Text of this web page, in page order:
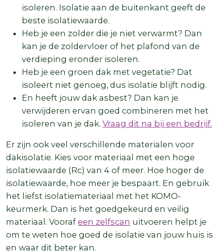
isoleren. Isolatie aan de buitenkant geeft de
beste isolatiewaarde.
Heb je een zolder die je niet verwarmt? Dan
kan je de zoldervloer of het plafond van de
verdieping eronder isoleren.
Heb je een groen dak met vegetatie? Dat
isoleert niet genoeg, dus isolatie blijft nodig.
En heeft jouw dak asbest? Dan kan je
verwijderen ervan goed combineren met het
isoleren van je dak. Vraag dit na bij een bedrijf.
Er zijn ook veel verschillende materialen voor
dakisolatie. Kies voor materiaal met een hoge
isolatiewaarde (Rc) van 4 of meer. Hoe hoger de
isolatiewaarde, hoe meer je bespaart. En gebruik
het liefst isolatiemateriaal met het KOMO-
keurmerk. Dan is het goedgekeurd en veilig
materiaal. Vooraf een zelfscan uitvoeren helpt je
om te weten hoe goed de isolatie van jouw huis is
en waar dit beter kan.